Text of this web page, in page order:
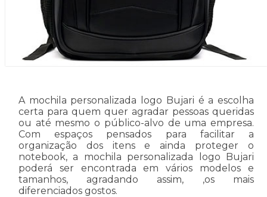
A mochila personalizada logo Bujari é a escolha
certa para quem quer agradar pessoas queridas
ou até mesmo o público-alvo de uma empresa.
Com espaços pensados para facilitar a
organização dos itens e ainda proteger o
notebook, a mochila personalizada logo Bujari
poderá ser encontrada em vários modelos e
tamanhos, agradando assim, ,os mais
diferenciados gostos.